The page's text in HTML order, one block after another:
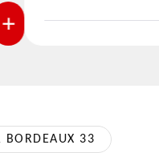
VOIR PLUS
BORDEAUX 33